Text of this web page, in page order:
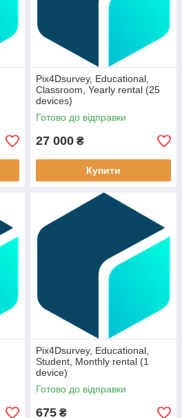
Pix4Dsurvey, Educational,
Classroom, Yearly rental (25
devices)
Готово до відправки
27 000 ₴
Купити
Pix4Dsurvey, Educational,
Student, Monthly rental (1
device)
Готово до відправки
675 ₴